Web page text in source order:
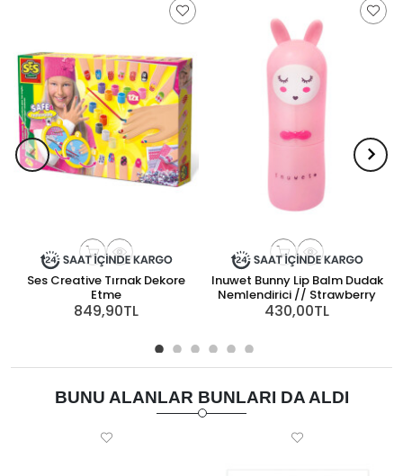
Ses Creative Tırnak Dekore
Etme
849,90TL
Inuwet Bunny Lip Balm Dudak
Nemlendirici // Strawberry
430,00TL
BUNU ALANLAR BUNLARI DA ALDI